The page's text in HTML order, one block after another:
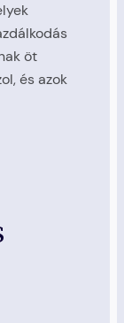
öt
és azok